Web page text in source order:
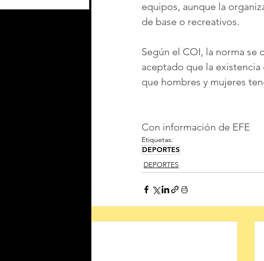
equipos, aunque la
de base o recreativos.
Según el COI, la norma
aceptado que la
que hombres y mujeres
Con información de EFE
Etiquetas:
DEPORTES
DEPORTES